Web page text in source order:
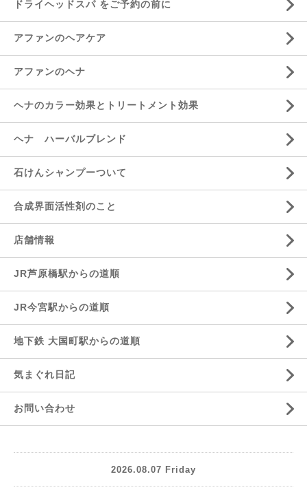
ドライヘッドスパ をご予約の前に
アファンのヘアケア
アファンのヘナ
ヘナのカラー効果とトリートメント効果
ヘナ ハーバルブレンド
石けんシャンプーついて
合成界面活性剤のこと
店舗情報
JR芦原橋駅からの道順
JR今宮駅からの道順
地下鉄 大国町駅からの道順
気まぐれ日記
お問い合わせ
2026.08.07 Friday